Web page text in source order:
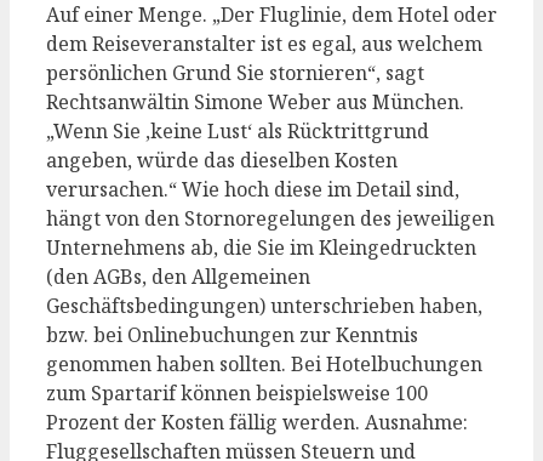
Auf einer Menge. „Der Fluglinie, dem Hotel oder
dem Reiseveranstalter ist es egal, aus welchem
persönlichen Grund Sie stornieren“, sagt
Rechtsanwältin Simone Weber aus München.
„Wenn Sie ‚keine Lust‘ als Rücktrittgrund
angeben, würde das dieselben Kosten
verursachen.“ Wie hoch diese im Detail sind,
hängt von den Stornoregelungen des jeweiligen
Unternehmens ab, die Sie im Kleingedruckten
(den AGBs, den Allgemeinen
Geschäftsbedingungen) unterschrieben haben,
bzw. bei Onlinebuchungen zur Kenntnis
genommen haben sollten. Bei Hotelbuchungen
zum Spartarif können beispielsweise 100
Prozent der Kosten fällig werden. Ausnahme:
Fluggesellschaften müssen Steuern und